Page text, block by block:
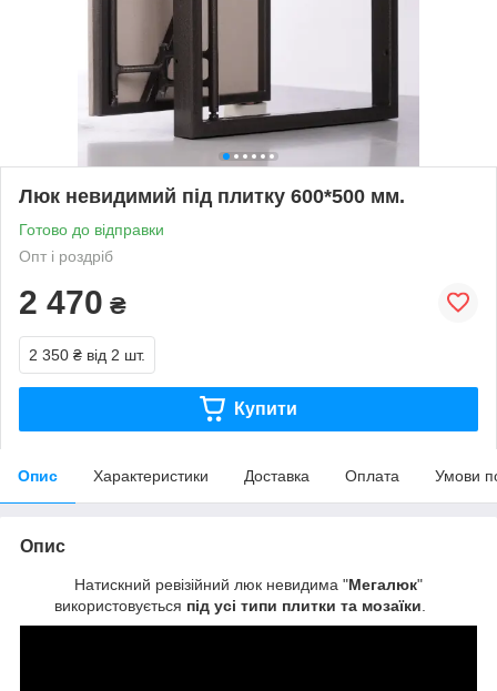
Люк невидимий під плитку 600*500 мм.
Готово до відправки
Опт і роздріб
2 470 ₴
2 350 ₴ від 2 шт.
Купити
Опис Характеристики Доставка Оплата Умови
Опис
Натискний ревізійний люк невидима "Мегалюк"
використовується під усі типи плитки та мозаїки